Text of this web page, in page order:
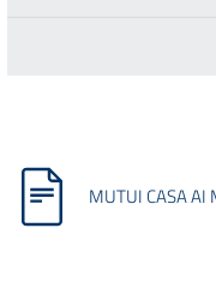
MUTUI CASA AI